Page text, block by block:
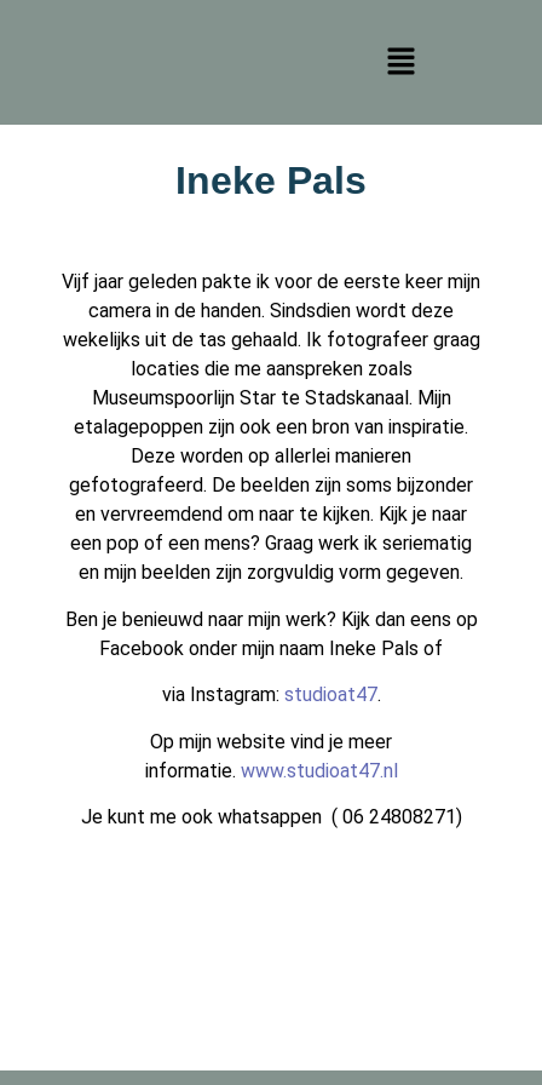
Ineke Pals
Vijf jaar geleden pakte ik voor de eerste keer mijn
camera in de handen. Sindsdien wordt deze
wekelijks uit de tas gehaald. Ik fotografeer graag
locaties die me aanspreken zoals
Museumspoorlijn Star te Stadskanaal. Mijn
etalagepoppen zijn ook een bron van inspiratie.
Deze worden op allerlei manieren
gefotografeerd. De beelden zijn soms bijzonder
en vervreemdend om naar te kijken. Kijk je naar
een pop of een mens? Graag werk ik seriematig
en mijn beelden zijn zorgvuldig vorm gegeven.
Ben je benieuwd naar mijn werk? Kijk dan eens op
Facebook onder mijn naam Ineke Pals of
via Instagram: studioat47.
Op mijn website vind je meer
informatie. www.studioat47.nl
Je kunt me ook whatsappen ( 06 24808271)